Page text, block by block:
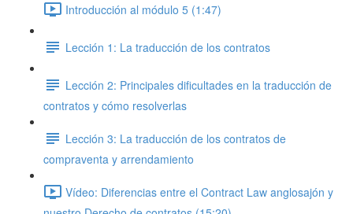
Introducción al módulo 5 (1:47)
Lección 1: La traducción de los contratos
Lección 2: Principales dificultades en la traducción de
contratos y cómo resolverlas
Lección 3: La traducción de los contratos de
compraventa y arrendamiento
Vídeo: Diferencias entre el Contract Law anglosajón y